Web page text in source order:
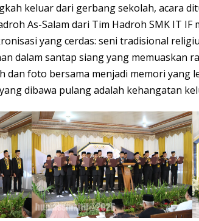
keluar dari gerbang sekolah, acara
As-Salam dari Tim Hadroh SMK IT
yang cerdas: seni tradisional
dalam santap siang yang memuaskan
dan foto bersama menjadi memori yang
dibawa pulang adalah kehangatan